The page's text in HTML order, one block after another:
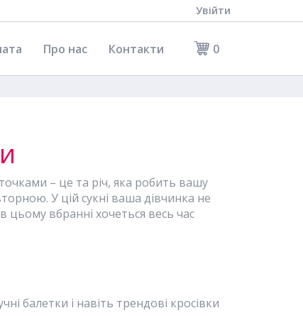
Увійти
Про нас Контакти 0
– це та річ, яка робить вашу
У цій сукні ваша дівчинка не
цьому вбранні хочеться весь час
балетки і навіть трендові кросівки